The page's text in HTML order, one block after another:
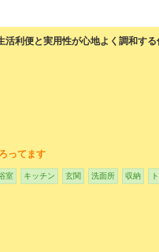
活利便と実用性が心地よく調和す
ってます
室 キッチン 玄関 洗面所 収納